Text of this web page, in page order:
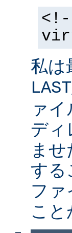
私は
ァ
ディ
ま
する
ファ
こと